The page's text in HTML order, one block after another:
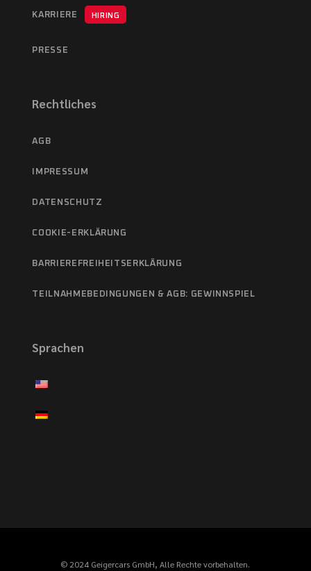
KARRIERE HIRING
PRESSE
Rechtliches
AGB
IMPRESSUM
DATENSCHUTZ
COOKIE-ERKLÄRUNG
BARRIEREFREIHEITSERKLÄRUNG
TEILNAHMEBEDINGUNGEN & AGB: GEWINNSPIEL
Sprachen
© 2024 Geigercars GmbH, Alle Rechte vorbehalten.